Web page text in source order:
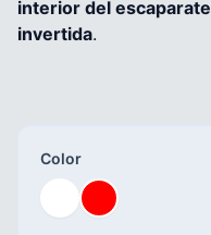
interior del escaparate
invertida.
Color